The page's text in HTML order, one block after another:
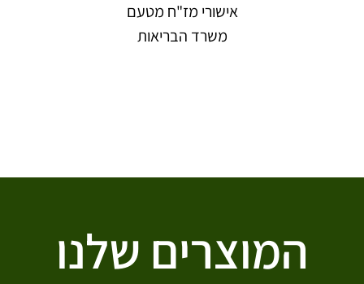
אישורי מז"ח מטעם
משרד הבריאות
המוצרים שלנו